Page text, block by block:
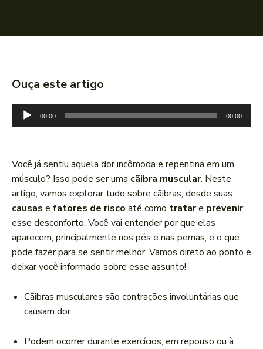
Ouça este artigo
o
d
o
r
d
e
á
u
d
o
00:00 00:00
Você já sentiu aquela dor incômoda e repentina em um
músculo? Isso pode ser uma cãibra muscular. Neste
artigo, vamos explorar tudo sobre cãibras, desde suas
causas e fatores de risco até como tratare prevenir
esse desconforto. Você vai entender por que elas
aparecem, principalmente nos pés e nas pernas, e o que
pode fazer para se sentir melhor. Vamos direto ao ponto e
deixar você informado sobre esse assunto!
Cãibras musculares são contrações involuntárias que
causam dor.
Podem ocorrer durante exercícios, em repouso ou à